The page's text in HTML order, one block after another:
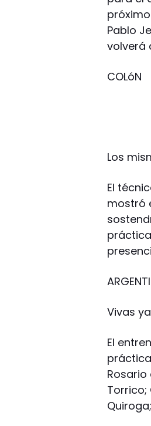
Pablo
volverá
COLóN
Los
El
mostró
Vivas
El
Rosario
Torrico;